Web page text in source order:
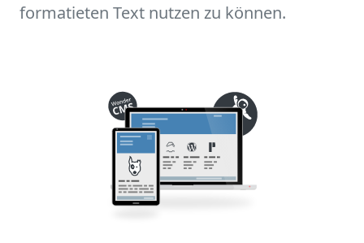
formatieten Text nutzen zu können.